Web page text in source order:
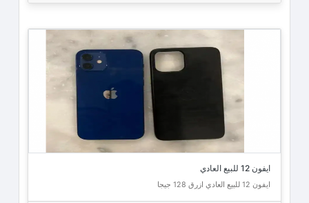
ايفون 12 للبيع العادي
ايفون 12 للبيع العادي ازرق 128 جيجا